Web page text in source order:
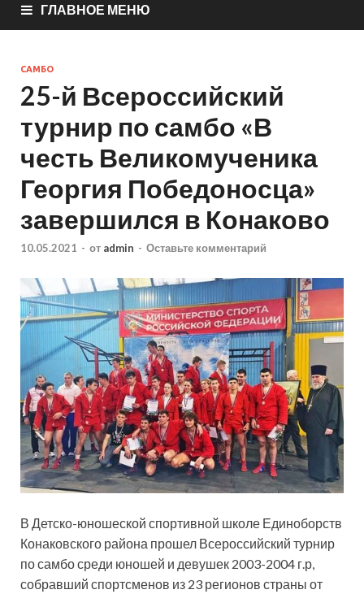
ГЛАВНОЕ МЕНЮ
САМБО
25-й Всероссийский
турнир по самбо «В
честь Великомученика
Георгия Победоносца»
завершился в Конаково
10.05.2021 - от admin - Оставьте комментарий
В Детско-юношеской спортивной школе Единоборств
Конаковского района прошел Всероссийский турнир
по самбо среди юношей и девушек 2003-2004 г.р,
собравший спортсменов из 23 регионов страны от